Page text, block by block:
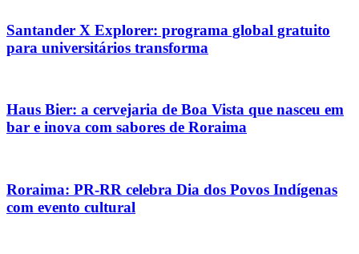
Santander X Explorer: programa global gratuito
para universitários transforma
Haus Bier: a cervejaria de Boa Vista que nasceu em
bar e inova com sabores de Roraima
Roraima: PR-RR celebra Dia dos Povos Indígenas
com evento cultural